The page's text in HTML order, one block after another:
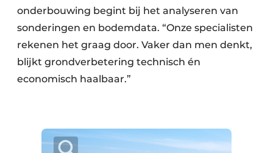
onderbouwing begint bij het analyseren van
sonderingen en bodemdata. “Onze specialisten
rekenen het graag door. Vaker dan men denkt,
blijkt grondverbetering technisch én
economisch haalbaar.”